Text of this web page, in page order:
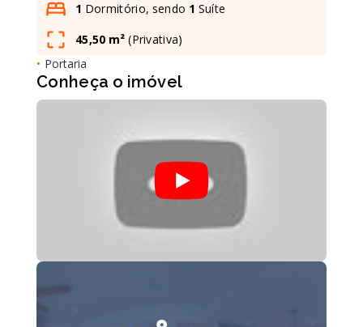
1 Dormitório, sendo 1 Suíte
45,50 m² (Privativa)
• Portaria
Conheça o imóvel